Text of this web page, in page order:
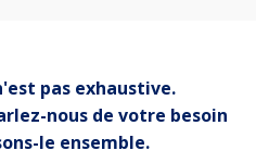
pas exhaustive.
nous de votre besoin
le ensemble.